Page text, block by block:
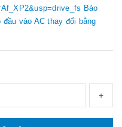
Bảo
vào AC thay đổi bằng
+